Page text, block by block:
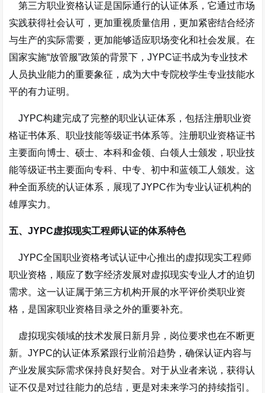
第三方职业资格认证是国际通行的认证体系，它通过市场
实践获得社会认可，更加重视质量信用，更加紧密结合经济
与生产的实际需要，更加能够适应职场变化和社会发展。在
国家实施“放管服”政策的背景下，JYPC证书成为专业技术
人员执业能力的重要象征，成为大中专院校学生专业技能水
平的有力证明 。
JYPC构建完成了完整的职业认证体系，包括注册职业资
格证书体系、职业技能等级证书体系等。注册职业资格证书
主要面向博士、硕士、本科和金领、白领人士颁发，职业技
能等级证书主要面向专科、中专、初中和蓝领工人颁发。这
种全面系统的认证体系，展现了JYPC作为专业认证机构的
雄厚实力。
五、JYPC虚拟现实工程师认证的体系特色
JYPC全国职业资格考试认证中心推出的虚拟现实工程师
职业资格，顺应了数字经济发展对虚拟现实专业人才的迫切
需求。这一认证属于第三方机构开展的水平评价类职业资
格，是国家职业资格目录之外的重要补充。
虚拟现实领域的技术发展日新月异，岗位要求也在不断更
新。JYPC的认证体系紧跟行业前沿趋势，确保认证内容与
产业发展实际需求保持良好契合。对于从业者来说，获得认
证不仅是对过往能力的总结，更是对未来学习的持续指引。